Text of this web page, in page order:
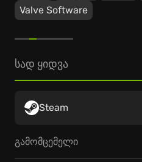
Valve Software
სად ყიდვა
Steam
გამომცემელი